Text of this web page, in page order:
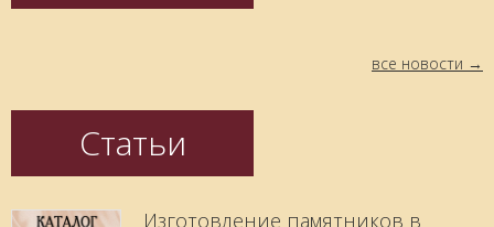
все новости
Статьи
Изготовление памятников в